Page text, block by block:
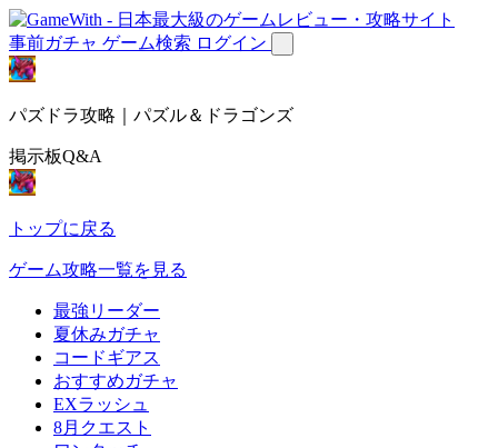
事前ガチャ ゲーム検索 ログイン
パズドラ攻略｜パズル＆ドラゴンズ
掲示板Q&A
トップに戻る
ゲーム攻略一覧を見る
最強リーダー
夏休みガチャ
コードギアス
おすすめガチャ
EXラッシュ
8月クエスト